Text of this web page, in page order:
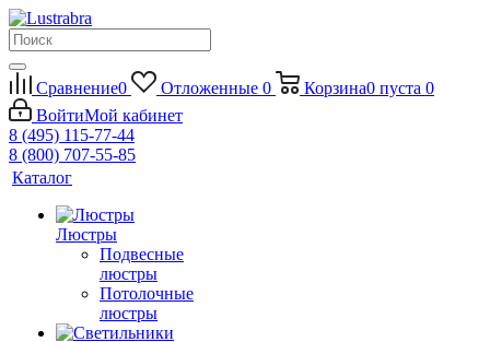
Сравнение0 Отложенные 0 Корзина0 пуста 0
ВойтиМой кабинет
8 (495) 115-77-44
8 (800) 707-55-85
Каталог
Люстры
Подвесные
люстры
Потолочные
люстры